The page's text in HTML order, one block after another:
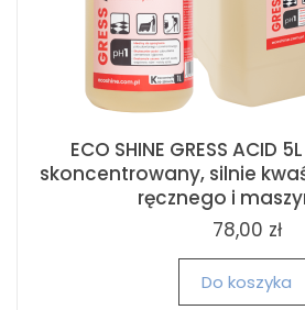
ECO SHINE GRESS ACID
skoncentrowany, silnie
ręcznego i
78,00 zł
Do koszyka